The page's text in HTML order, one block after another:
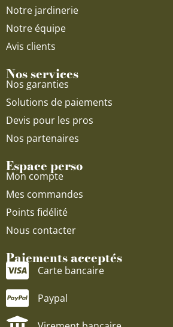
Notre jardinerie
Notre équipe
Avis clients
Nos services
Nos garanties
Solutions de paiements
Devis pour les pros
Nos partenaires
Espace perso
Mon compte
Mes commandes
Points fidélité
Nous contacter
Paiements acceptés
Carte bancaire
Paypal